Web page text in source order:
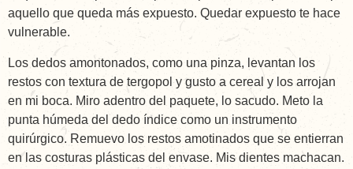
aquello que queda más expuesto. Quedar expuesto te hace
vulnerable.
Los dedos amontonados, como una pinza, levantan los
restos con textura de tergopol y gusto a cereal y los arrojan
en mi boca. Miro adentro del paquete, lo sacudo. Meto la
punta húmeda del dedo índice como un instrumento
quirúrgico. Remuevo los restos amotinados que se entierran
en las costuras plásticas del envase. Mis dientes machacan.